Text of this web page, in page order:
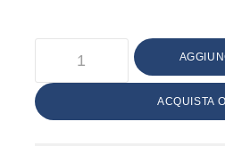
ACQUISTA